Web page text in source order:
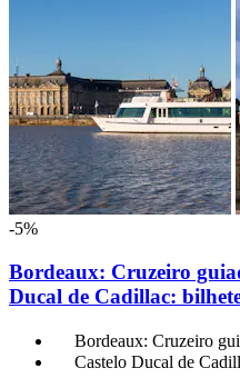
-5%
Bordeaux: Cruzeiro
Ducal de Cadillac:
Bordeaux: Cruzeiro
Castelo Ducal de